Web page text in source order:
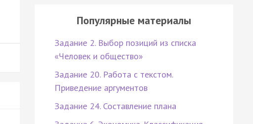
Популярные материалы
Задание 2. Выбор позиций из списка
«Человек и общество»
Задание 20. Работа с текстом.
Приведение аргументов
Задание 24. Составление плана